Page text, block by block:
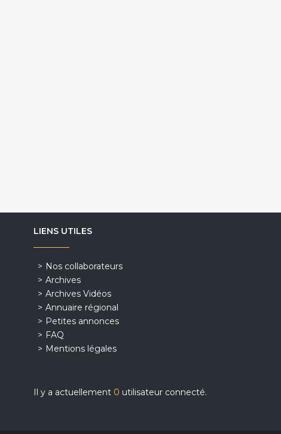
LIENS UTILES
Nos collaborateurs
Archives
Archives Vidéos
Annuaire régional
Petites annonces
FAQ
Mentions légales
Il y a actuellement 0 utilisateur connecté.